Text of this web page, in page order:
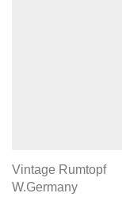
Vintage Rumtopf
W.Germany